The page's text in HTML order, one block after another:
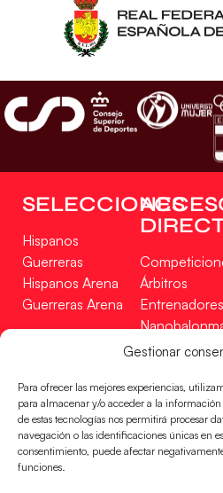
Gestionar
Para ofrecer las mejores experiencias,
para almacenar y/o acceder a la
de estas tecnologías nos permitirá procesar
navegación o las identificaciones únicas en
consentimiento, puede afectar
funciones.
SELECCIONES
Hispanos
Guerreras
Hispanos Arena
Guerreras Arena
Árbitros
Entrenadores
Tienda
Incidencias
CONTACTO